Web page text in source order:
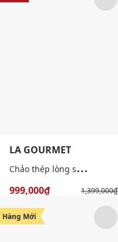
LA GOURMET
C
hảo thép lòng sâu Hikaru 30cm
999,000₫ 1,399,000₫
Hàng Mới
-21%